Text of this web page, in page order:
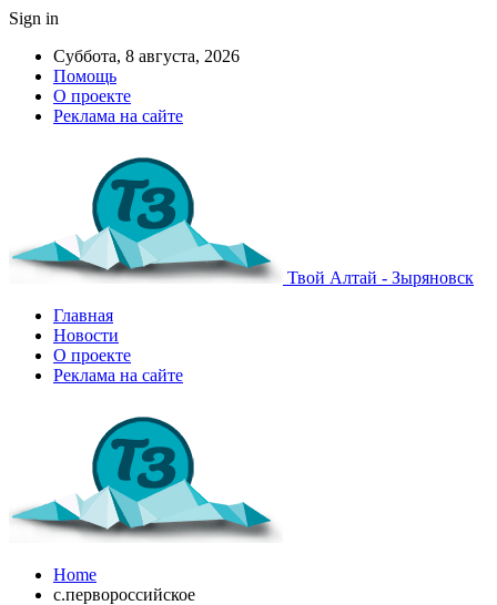
Sign in
Суббота, 8 августа, 2026
Помощь
О проекте
Реклама на сайте
Твой Алтай - Зыряновск
Главная
Новости
О проекте
Реклама на сайте
Home
с.первороссийское